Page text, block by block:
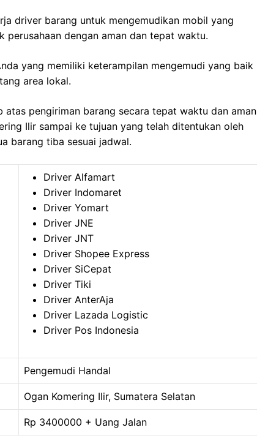
driver barang untuk mengemudikan mobil yang
perusahaan dengan aman dan tepat waktu.
yang memiliki keterampilan mengemudi yang baik
area lokal.
atas pengiriman barang secara tepat waktu dan aman
Ilir sampai ke tujuan yang telah ditentukan oleh
barang tiba sesuai jadwal.
Driver Alfamart
Driver Indomaret
Driver Yomart
Driver JNE
Driver JNT
Driver Shopee Express
Driver SiCepat
Driver Tiki
Driver AnterAja
Driver Lazada Logistic
Driver Pos Indonesia
Pengemudi Handal
Ogan Komering Ilir, Sumatera Selatan
Rp 3400000 + Uang Jalan